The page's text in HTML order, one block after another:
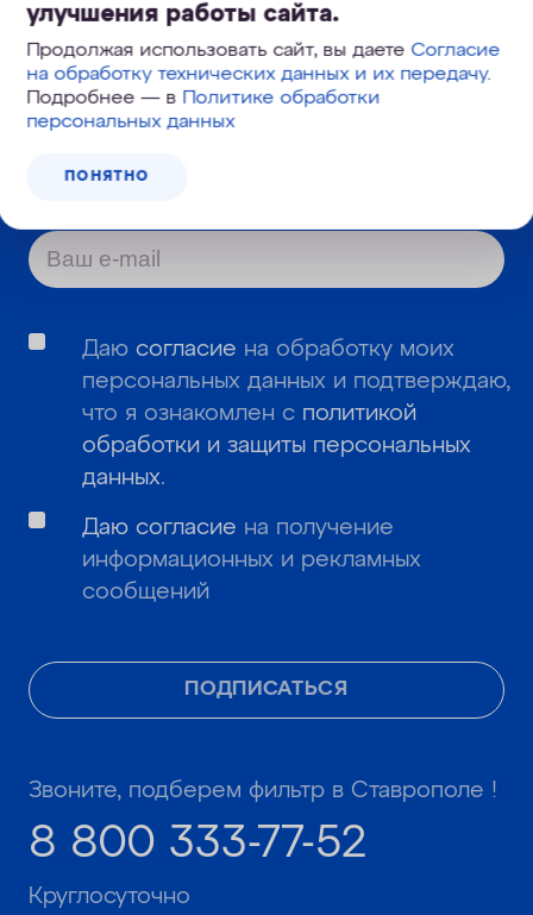
улучшения работы сайта.
Продолжая использовать сайт, вы даетеСогласие
на обработку технических данных и их передачу.
Подробнее — в Политике обработки
персональных данных
ПОНЯТНО
Корзина №
Узнайте первым о новинках и новостях:
ПОДПИСАТЬСЯ
Даю согласие на обработку моих
персональных данных и подтверждаю,
что я ознакомлен с политикой
обработки и защиты персональных
данных.
Даю согласие на получение
информационных и рекламных
сообщений
Звоните, подберем фильтр в Ставрополе !
8 800 333-77-52
Круглосуточно